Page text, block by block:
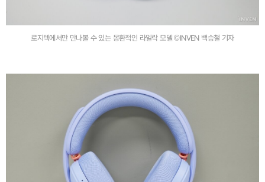
로지텍에서만 만나볼 수 있는 몽환적인 라일락 모델 ©INVEN 백승철 기자